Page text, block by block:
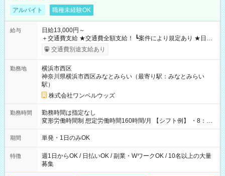
アルバイト 職種未経験OK
給与
日給13,000円～
＋交通費支給 ★交通費全額支給！ ┗案件により規定あり ★日払
いOK！（規定あり） ┗働いたその日に現金GET♪ お仕事後はコ
ンビニATMから 日払い分を引き落とせます！ 【試用期間】試
交通費別途支給あり
勤務地
横浜市西区
神奈川県横浜市西区みなとみらい（最寄り駅：みなとみらい
駅）
株式会社ワンベルウッズ
勤務時間
勤務時間は指定なし
変形労働時間制 想定労働時間160時間/月 【シフト例】 ・8：00
～21：00
期間 単発・1日のみOK
特徴
週1日からOK / 日払いOK / 副業・WワークOK / 10名以上の大量
募集